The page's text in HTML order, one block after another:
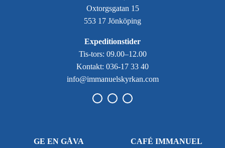
Oxtorgsgatan 15
553 17 Jönköping
Expeditionstider
Tis-tors: 09.00–12.00
Kontakt: 036-17 33 40
info@immanuelskyrkan.com
GE EN GÅVA CAFÉ IMMANUEL